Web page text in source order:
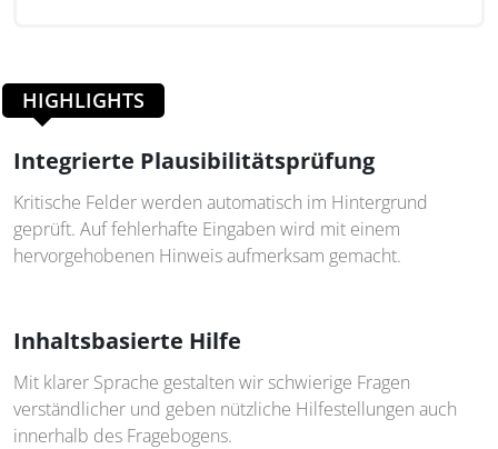
HIGHLIGHTS
Integrierte Plausibilitätsprüfung
Kritische Felder werden automatisch im Hintergrund
geprüft. Auf fehlerhafte Eingaben wird mit einem
hervorgehobenen Hinweis aufmerksam gemacht.
Inhaltsbasierte Hilfe
Mit klarer Sprache gestalten wir schwierige Fragen
verständlicher und geben nützliche Hilfestellungen auch
innerhalb des Fragebogens.